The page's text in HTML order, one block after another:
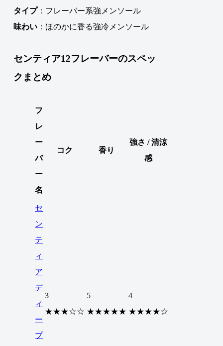
タイプ：フレーバー系強メンソール
味わい ：ほのかに香る強冷メンソール
センティア12フレーバーのスペッ
クまとめ
フ
レ
ー
バ
ー
名
コク 香り
強さ / 清涼
感
セ
ン
テ
ィ
ア
デ
ィ
ー
プ
3
★★★☆☆
5
★★★★★
4
★★★★☆